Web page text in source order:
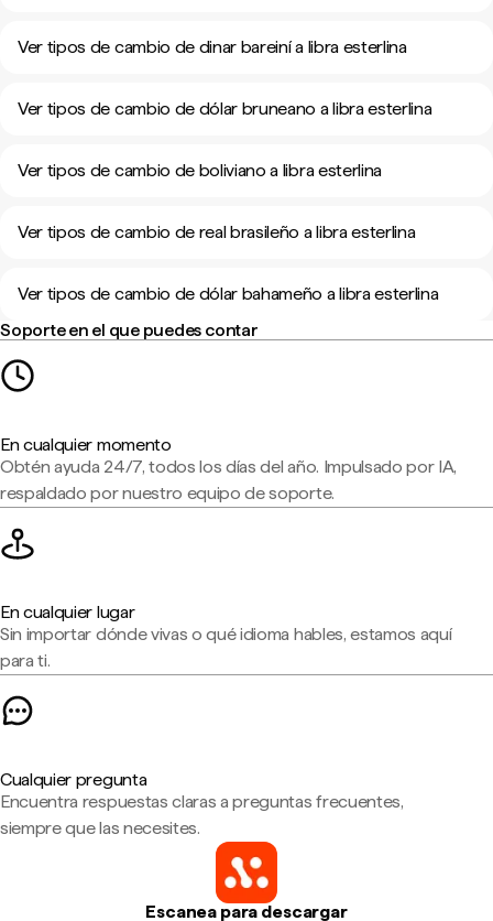
Ver tipos de cambio de dinar bareiní a libra esterlina
Ver tipos de cambio de dólar bruneano a libra esterlina
Ver tipos de cambio de boliviano a libra esterlina
Ver tipos de cambio de real brasileño a libra esterlina
Ver tipos de cambio de dólar bahameño a libra esterlina
Soporte en el que puedes contar
En cualquier momento
Obtén ayuda 24/7, todos los días del año. Impulsado por IA,
respaldado por nuestro equipo de soporte.
En cualquier lugar
Sin importar dónde vivas o qué idioma hables, estamos aquí
para ti.
Cualquier pregunta
Encuentra respuestas claras a preguntas frecuentes,
siempre que las necesites.
Escanea para descargar